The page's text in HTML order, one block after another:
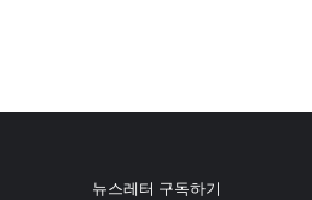
뉴스레터 구독하기